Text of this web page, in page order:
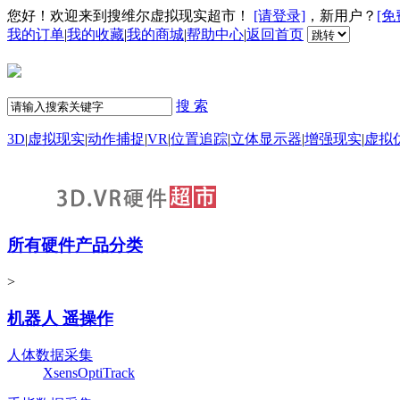
您好！欢迎来到搜维尔虚拟现实超市！ [请登录] ，新用户？ [免
我的订单|我的收藏|我的商城|帮助中心|返回首页
搜 索
3D|虚拟现实|动作捕捉|VR|位置追踪|立体显示器|增强现实|虚拟
所有硬件产品分类
>
机器人 遥操作
人体数据采集
XsensOptiTrack